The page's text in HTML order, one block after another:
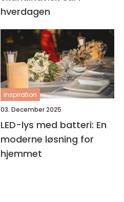
hverdagen
inspiration
03. December 2025
LED-lys med batteri: En
moderne løsning for
hjemmet